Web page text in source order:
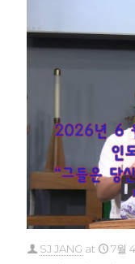
SJ JANG at 7월